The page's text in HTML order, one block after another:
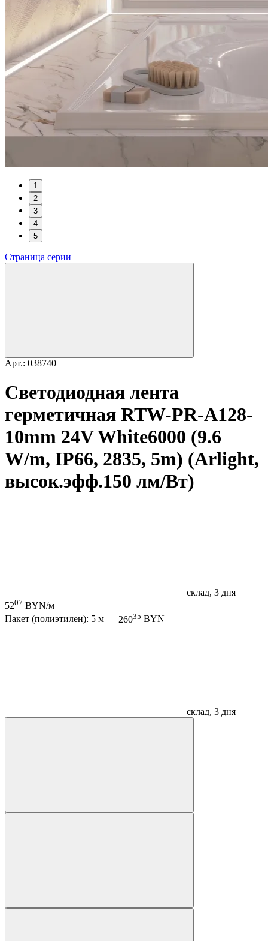
1
2
3
4
5
Страница серии
Арт.: 038740
Светодиодная лента
герметичная RTW-PR-A128-
10mm 24V White6000 (9.6
W/m, IP66, 2835, 5m) (Arlight,
высок.эфф.150 лм/Вт)
склад, 3 дня
5207 BYN/м
Пакет (полиэтилен): 5 м — 26035 BYN
склад, 3 дня